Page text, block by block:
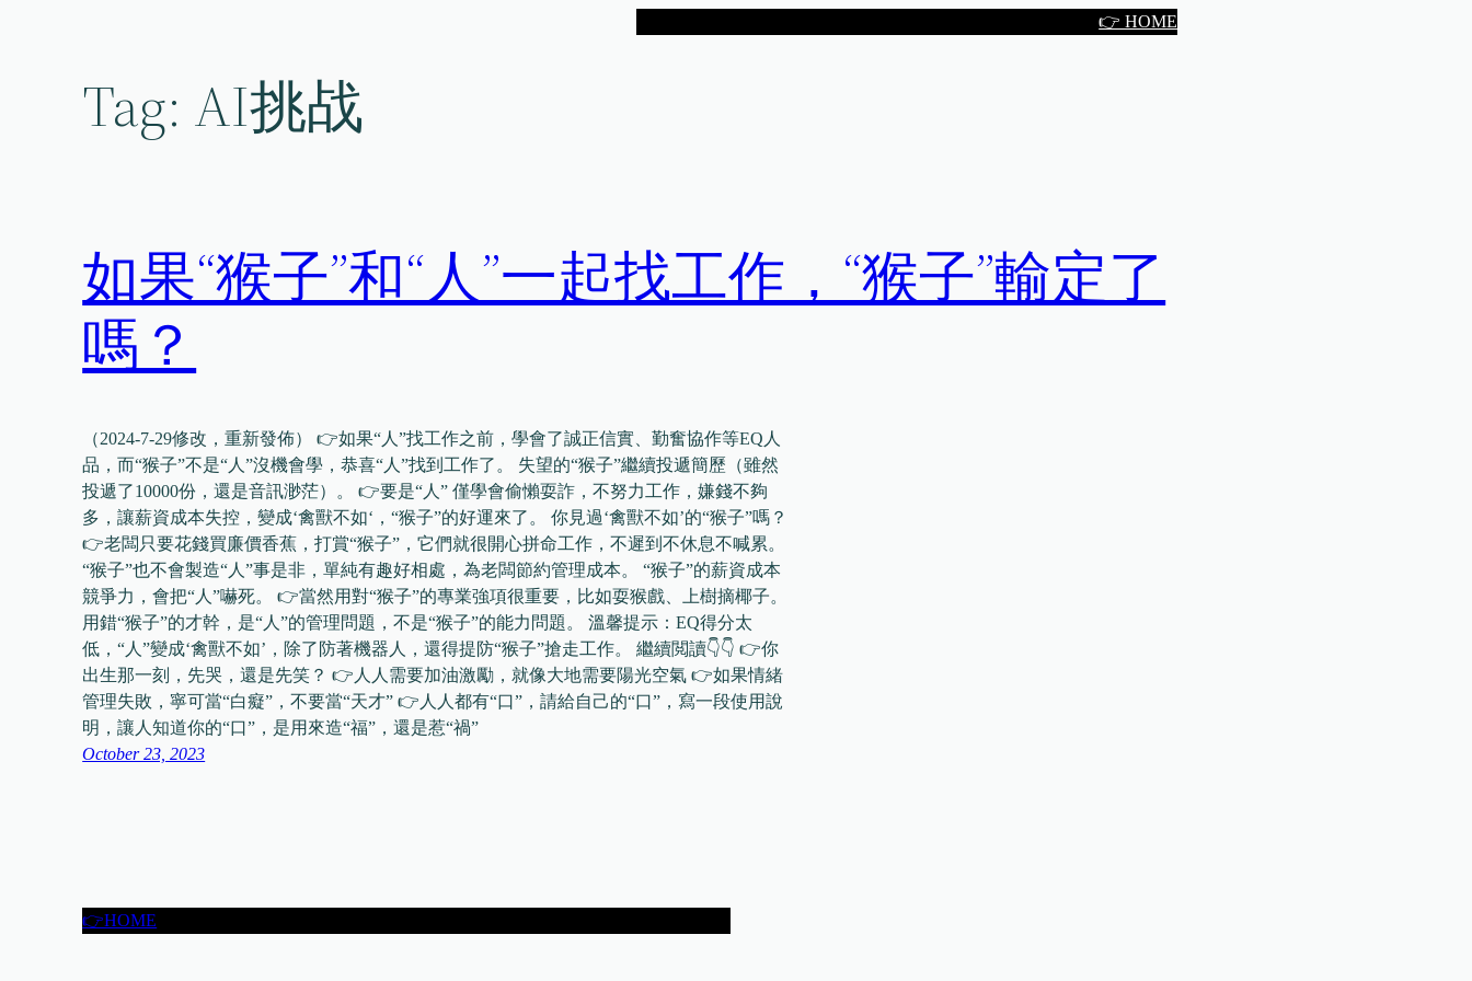
👉 HOME
Tag: AI挑战
如果“猴子”和“人”一起找工作，“猴子”輸定了
嗎？
（2024-7-29修改，重新發佈） 👉如果“人”找工作之前，學會了誠正信實、勤奮協作等EQ人
品，而“猴子”不是“人”沒機會學，恭喜“人”找到工作了。 失望的“猴子”繼續投遞簡歷（雖然
投遞了10000份，還是音訊渺茫）。 👉要是“人” 僅學會偷懶耍詐，不努力工作，嫌錢不夠
多，讓薪資成本失控，變成‘禽獸不如‘，“猴子”的好運來了。 你見過‘禽獸不如’的“猴子”嗎？
👉老闆只要花錢買廉價香蕉，打賞“猴子”，它們就很開心拼命工作，不遲到不休息不喊累。
“猴子”也不會製造“人”事是非，單純有趣好相處，為老闆節約管理成本。 “猴子”的薪資成本
競爭力，會把“人”嚇死。 👉當然用對“猴子”的專業強項很重要，比如耍猴戲、上樹摘椰子。
用錯“猴子”的才幹，是“人”的管理問題，不是“猴子”的能力問題。 溫馨提示：EQ得分太
低，“人”變成‘禽獸不如’，除了防著機器人，還得提防“猴子”搶走工作。 繼續閲讀👇👇 👉你
出生那一刻，先哭，還是先笑？ 👉人人需要加油激勵，就像大地需要陽光空氣 👉如果情緒
管理失敗，寧可當“白癡”，不要當“天才” 👉人人都有“口”，請給自己的“口”，寫一段使用說
明，讓人知道你的“口”，是用來造“福”，還是惹“禍”
October 23, 2023
👉HOME